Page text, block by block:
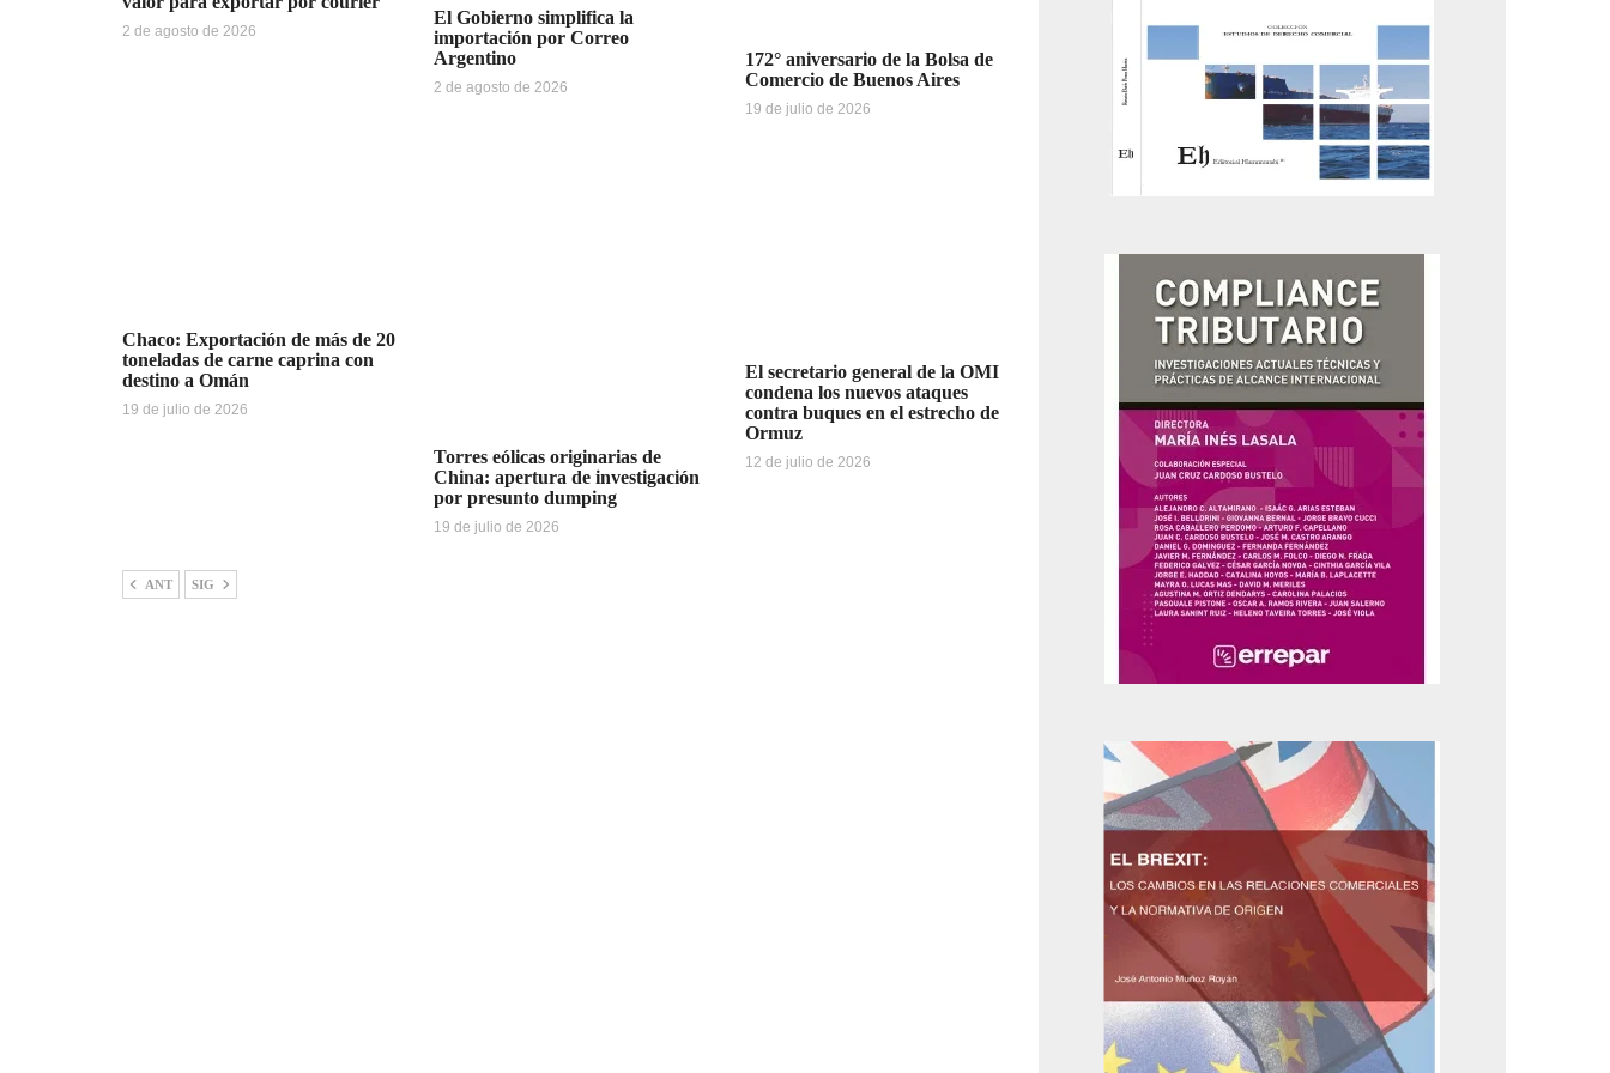
2 de agosto de 2026
El Gobierno simplifica la
importación por Correo
Argentino
2 de agosto de 2026
172° aniversario de la Bolsa de
Comercio de Buenos Aires
19 de julio de 2026
Chaco: Exportación de más de 20
toneladas de carne caprina con
destino a Omán
19 de julio de 2026
Torres eólicas originarias de
China: apertura de investigación
por presunto dumping
19 de julio de 2026
El secretario general de la OMI
condena los nuevos ataques
contra buques en el estrecho de
Ormuz
12 de julio de 2026
ANT SIG